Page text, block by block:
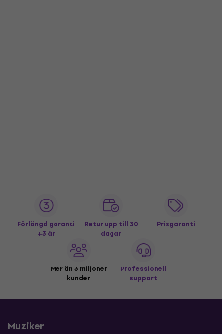
Förlängd garanti
+3 år
Retur upp till 30
dagar
Prisgaranti
Mer än 3 miljoner
kunder
Professionell
support
Muziker